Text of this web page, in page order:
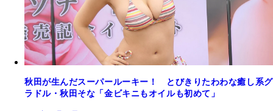
秋田が生んだスーパールーキー！ とびきりたわわな癒し系グ
ラドル・秋田そな「金ビキニもオイルも初めて」